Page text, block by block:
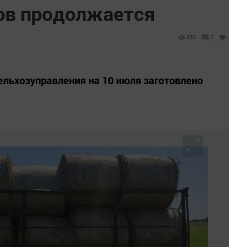
продолжается
650 0
на 10 июля заготовлено